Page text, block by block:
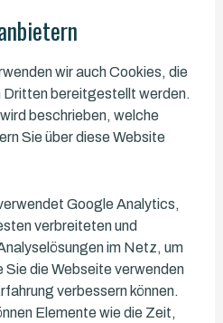
wir auch Cookies, die
Dritten bereitgestellt werden.
beschrieben, welche
Sie über diese Website
Google Analytics,
verbreiteten und
im Netz, um
Sie die Webseite verwenden
verbessern können.
Elemente wie die Zeit,